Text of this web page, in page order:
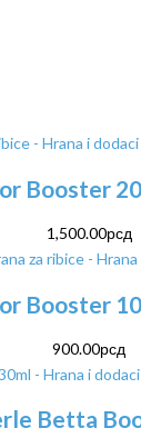
Booster
1,500.00рсд
Booster
900.00рсд
Betta